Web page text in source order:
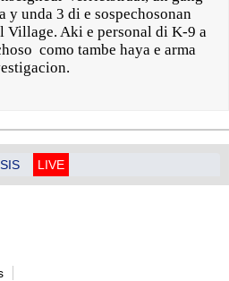
unda 3 di e sospechosonan
Village. Aki e personal di K-9 a
como tambe haya e arma
LIVE